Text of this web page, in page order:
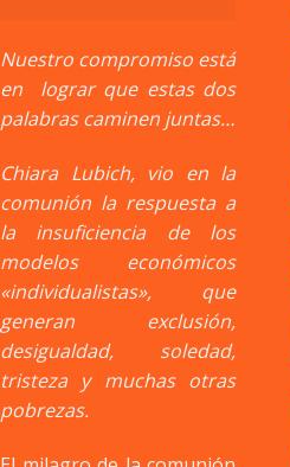
palabras caminen juntas…
Chiara Lubich, vio en la
la insuficiencia de los
modelos económicos
«individualistas», que
generan exclusión,
desigualdad, soledad,
tristeza y muchas otras
pobrezas.
El milagro de la comunión